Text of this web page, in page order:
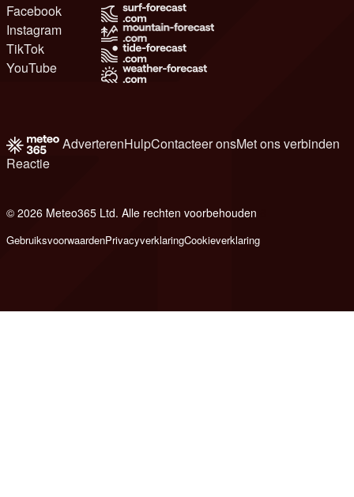
Facebook
Instagram
TikTok
YouTube
AdverterenHulpContacteer onsMet ons verbinden
Reactie
© 2026 Meteo365 Ltd. Alle rechten voorbehouden
GebruiksvoorwaardenPrivacyverklaringCookieverklaring